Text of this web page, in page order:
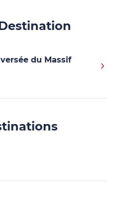
du Massif